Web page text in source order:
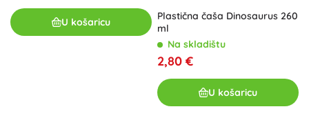
U košaricu
Plastična čaša Dinosaurus 260
ml
Na skladištu
2,80 €
U košaricu